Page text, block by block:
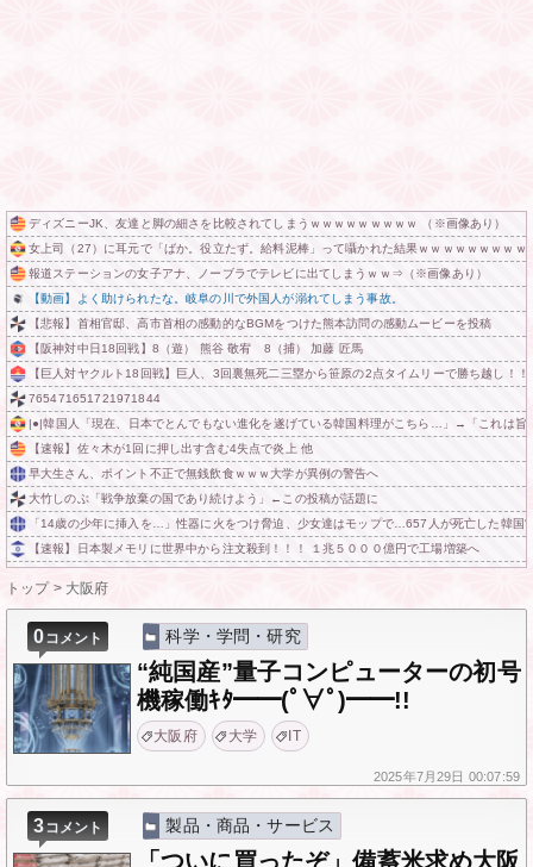
ディズニーJK、友達と脚の細さを比較されてしまうｗｗｗｗｗｗｗｗｗ （※画像あり）
女上司（27）に耳元で「ばか。役立たず。給料泥棒」って囁かれた結果ｗｗｗｗｗｗｗｗｗ
報道ステーションの女子アナ、ノーブラでテレビに出てしまうｗｗ⇒（※画像あり）
【動画】よく助けられたな。岐阜の川で外国人が溺れてしまう事故。
【悲報】首相官邸、高市首相の感動的なBGMをつけた熊本訪問の感動ムービーを投稿
【阪神対中日18回戦】8（遊） 熊谷 敬宥 8（捕） 加藤 匠馬
【巨人対ヤクルト18回戦】巨人、3回裏無死二三塁から笹原の2点タイムリーで勝ち越し！
765471651721971844
|●|韓国人「現在、日本でとんでもない進化を遂げている韓国料理がこちら…」→「これは旨
【速報】佐々木が1回に押し出す含む4失点で炎上 他
早大生さん、ポイント不正で無銭飲食ｗｗｗ大学が異例の警告へ
大竹しのぶ「戦争放棄の国であり続けよう」←この投稿が話題に
「14歳の少年に挿入を…」性器に火をつけ脅迫、少女達はモップで…657人が死亡した韓国“
【速報】日本製メモリに世界中から注文殺到！！！ １兆５０００億円で工場増築へ
トップ> 大阪府
0コメント 科学・学問・研究
“純国産”量子コンピューターの初号
機稼働ｷﾀ━━(ﾟ∀ﾟ)━━!!
大阪府 大学 IT
2025年7月29日 00:07:59
3コメント 製品・商品・サービス
「ついに買ったぞ」備蓄米求め大阪